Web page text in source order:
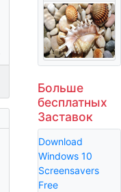
Больше
бесплатных
Заставок
Download
Windows 10
Screensavers
Free